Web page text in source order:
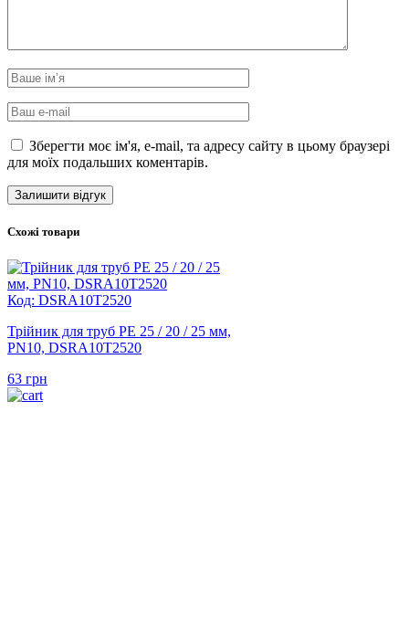
Зберегти моє ім'я, e-mail, та адресу сайту в цьому браузері
для моїх подальших коментарів.
Схожі товари
Код: DSRA10T2520
Трійник для труб PE 25 / 20 / 25 мм,
PN10, DSRA10T2520
63 грн